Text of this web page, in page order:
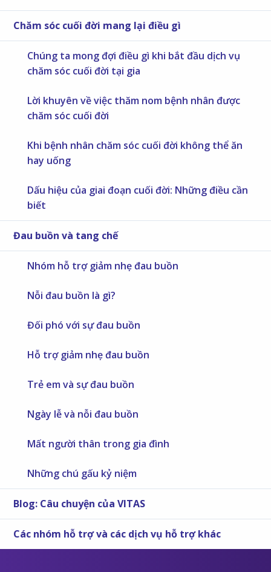
Chăm sóc cuối đời mang lại điều gì
Chúng ta mong đợi điều gì khi bắt đầu dịch vụ
chăm sóc cuối đời tại gia
Lời khuyên về việc thăm nom bệnh nhân được
chăm sóc cuối đời
Khi bệnh nhân chăm sóc cuối đời không thể ăn
hay uống
Dấu hiệu của giai đoạn cuối đời: Những điều cần
biết
Đau buồn và tang chế
Nhóm hỗ trợ giảm nhẹ đau buồn
Nỗi đau buồn là gì?
Đối phó với sự đau buồn
Hỗ trợ giảm nhẹ đau buồn
Trẻ em và sự đau buồn
Ngày lễ và nỗi đau buồn
Mất người thân trong gia đình
Những chú gấu kỷ niệm
Blog: Câu chuyện của VITAS
Các nhóm hỗ trợ và các dịch vụ hỗ trợ khác